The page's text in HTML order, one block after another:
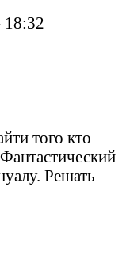
18:32
того кто
Решать